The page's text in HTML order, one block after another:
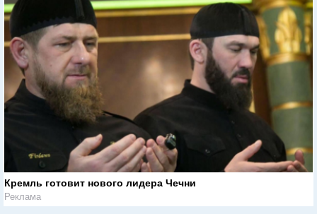
Кремль готовит нового лидера Чечни
Реклама